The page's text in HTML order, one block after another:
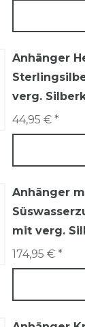
Anhänger
verg.
44,95 € *
Anhänger
mit verg.
174,95 € *